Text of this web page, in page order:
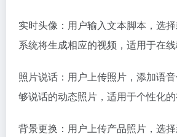
实时头像：用户输入文本脚本，选
系统将生成相应的视频，适用于在线
照片说话：用户上传照片，添加语
够说话的动态照片，适用于个性化的
背景更换：用户上传产品照片，选